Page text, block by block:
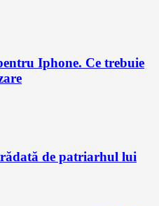
Iphone. Ce trebuie
de patriarhul lui